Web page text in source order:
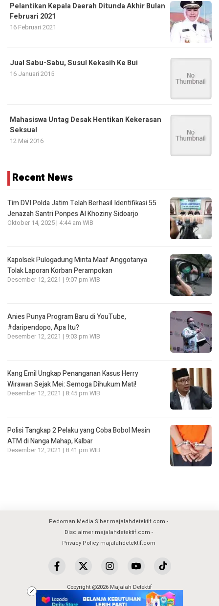
Pelantikan Kepala Daerah Ditunda Akhir Bulan
Februari 2021
16 Februari 2021
Jual Sabu-Sabu, Susul Kekasih Ke Bui
16 Januari 2015
Mahasiswa Untag Desak Hentikan Kekerasan
Seksual
12 Mei 2016
Recent News
Tim DVI Polda Jatim Telah Berhasil Identifikasi 55
Jenazah Santri Ponpes Al Khoziny Sidoarjo
Oktober 14, 2025 | 4:44 am WIB
Kapolsek Pulogadung Minta Maaf Anggotanya
Tolak Laporan Korban Perampokan
Desember 12, 2021 | 9:07 pm WIB
Anies Punya Program Baru di YouTube,
#daripendopo, Apa Itu?
Desember 12, 2021 | 9:03 pm WIB
Kang Emil Ungkap Penanganan Kasus Herry
Wirawan Sejak Mei: Semoga Dihukum Mati!
Desember 12, 2021 | 8:45 pm WIB
Polisi Tangkap 2 Pelaku yang Coba Bobol Mesin
ATM di Nanga Mahap, Kalbar
Desember 12, 2021 | 8:41 pm WIB
Pedoman Media Siber majalahdetektif.com
Disclaimer majalahdetektif.com
Privacy Policy majalahdetektif.com
Copyright @2026 Majalah Detektif
All Rights Reserved